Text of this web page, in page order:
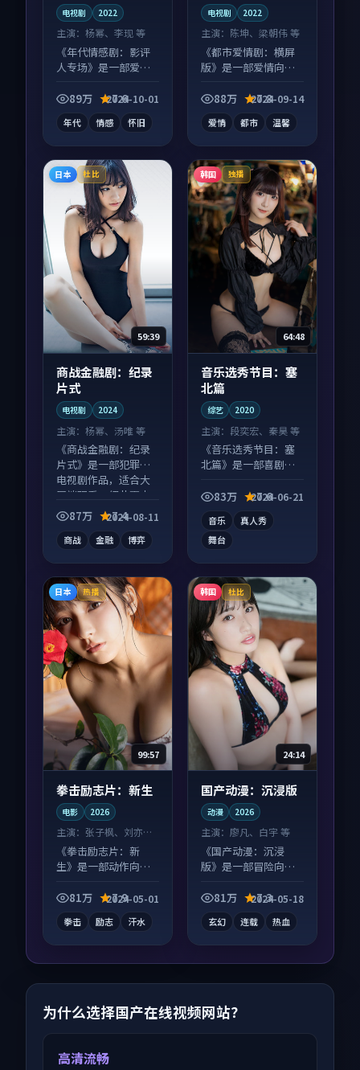
电视剧 2022
主演： 杨幂、李现 等
《年代情感剧：影评
人专场》是一部爱情
叙事并行，细节值得
89万 7.6
2024-10-01
年代 情感 怀旧
电视剧 2022
主演： 陈坤、梁朝伟 等
《都市爱情剧：横屏
版》是一部爱情向电
长为内核，情感戏份
88万 7.8
2024-09-14
爱情 都市 温馨
日本 杜比
59:39
商战金融剧：纪录
片式
电视剧 2024
主演： 杨幂、汤唯 等
《商战金融剧：纪录
片式》是一部犯罪向
电视剧作品，适合大
屏端观看，细节更丰
富。87万 7.4
2024-08-11
商战 金融 博弈
韩国 独播
64:48
音乐选秀节目：塞
北篇
综艺 2020
主演：段奕宏、秦昊 等
《音乐选秀节目：塞
北篇》是一部喜剧向
在线，配乐与镜头配
83万 7.6
2024-06-21
音乐
真人秀
舞台
日本 热播
99:57
拳击励志片：新生
电影 2026
主演： 张子枫、刘亦菲
等
《拳击励志片：新
生》是一部动作向电
高，适合配弹幕观
81万 7.9
2024-05-01
拳击 励志 汗水
韩国 杜比
24:14
国产动漫：沉浸版
动漫 2026
主演：廖凡、白宇 等
《国产动漫：沉浸
版》是一部冒险向动
息量大，适合沉浸式
81万 7.3
2024-05-18
玄幻 连载 热血
为什么选择国产在线视频网站？
高清流畅